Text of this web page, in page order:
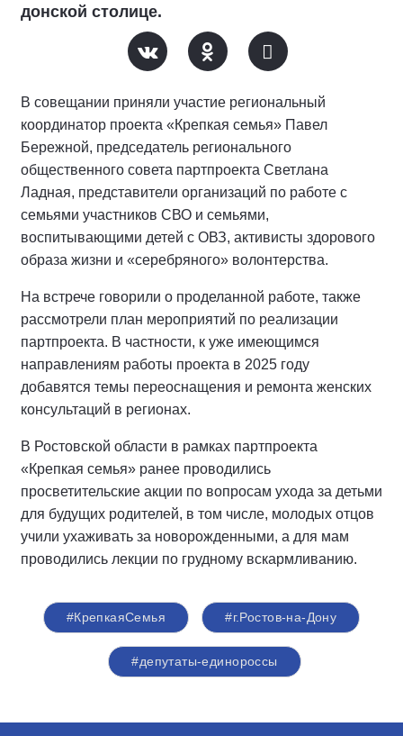
донской столице.
В совещании приняли участие региональный
координатор проекта «Крепкая семья» Павел
Бережной, председатель регионального
общественного совета партпроекта Светлана
Ладная, представители организаций по работе с
семьями участников СВО и семьями,
воспитывающими детей с ОВЗ, активисты здорового
образа жизни и «серебряного» волонтерства.
На встрече говорили о проделанной работе, также
рассмотрели план мероприятий по реализации
партпроекта. В частности, к уже имеющимся
направлениям работы проекта в 2025 году
добавятся темы переоснащения и ремонта женских
консультаций в регионах.
В Ростовской области в рамках партпроекта
«Крепкая семья» ранее проводились
просветительские акции по вопросам ухода за детьми
для будущих родителей, в том числе, молодых отцов
учили ухаживать за новорожденными, а для мам
проводились лекции по грудному вскармливанию.
#КрепкаяСемья #г.Ростов-на-Дону
#депутаты-единороссы